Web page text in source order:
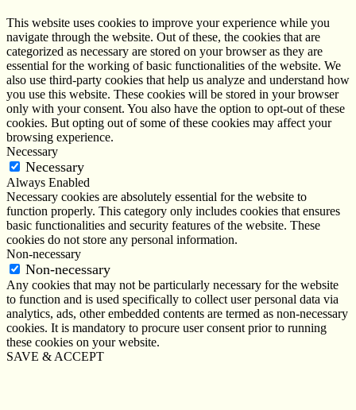
This website uses cookies to improve your experience while you
navigate through the website. Out of these, the cookies that are
categorized as necessary are stored on your browser as they are
essential for the working of basic functionalities of the website. We
also use third-party cookies that help us analyze and understand how
you use this website. These cookies will be stored in your browser
only with your consent. You also have the option to opt-out of these
cookies. But opting out of some of these cookies may affect your
browsing experience.
Necessary
Necessary
Always Enabled
Necessary cookies are absolutely essential for the website to
function properly. This category only includes cookies that ensures
basic functionalities and security features of the website. These
cookies do not store any personal information.
Non-necessary
Non-necessary
Any cookies that may not be particularly necessary for the website
to function and is used specifically to collect user personal data via
analytics, ads, other embedded contents are termed as non-necessary
cookies. It is mandatory to procure user consent prior to running
these cookies on your website.
SAVE & ACCEPT